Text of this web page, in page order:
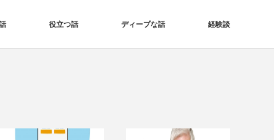
役立つ話 ディープな話 経験談